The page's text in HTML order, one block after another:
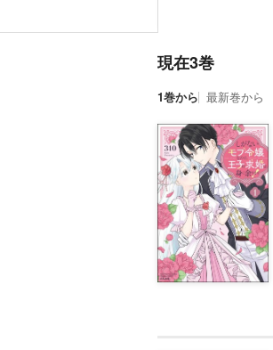
現在3巻
1巻から 最新巻から